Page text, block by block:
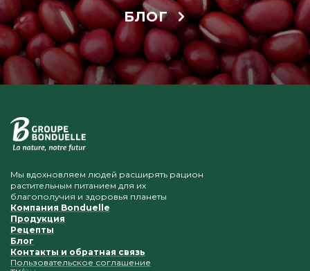
БЛОГ
Мы вдохновляем людей расширять рацион
растительным питанием для их
благополучия и здоровья планеты
Компания Bonduelle
Продукция
Рецепты
Блог
Контакты и обратная связь
Пользовательское соглашение